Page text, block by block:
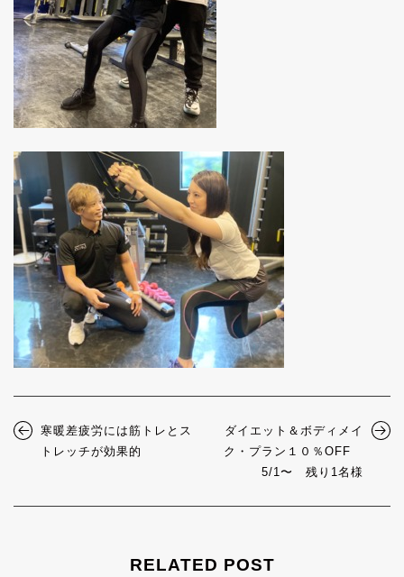
寒暖差疲労には筋トレとス
トレッチが効果的
ダイエット＆ボディメイ
ク・プラン １０％OFF
5/1〜 残り1名様
RELATED POST